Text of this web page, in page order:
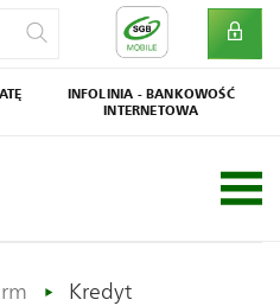
INFOLINIA - BANKOWOŚĆ
INTERNETOWA
Kredyt